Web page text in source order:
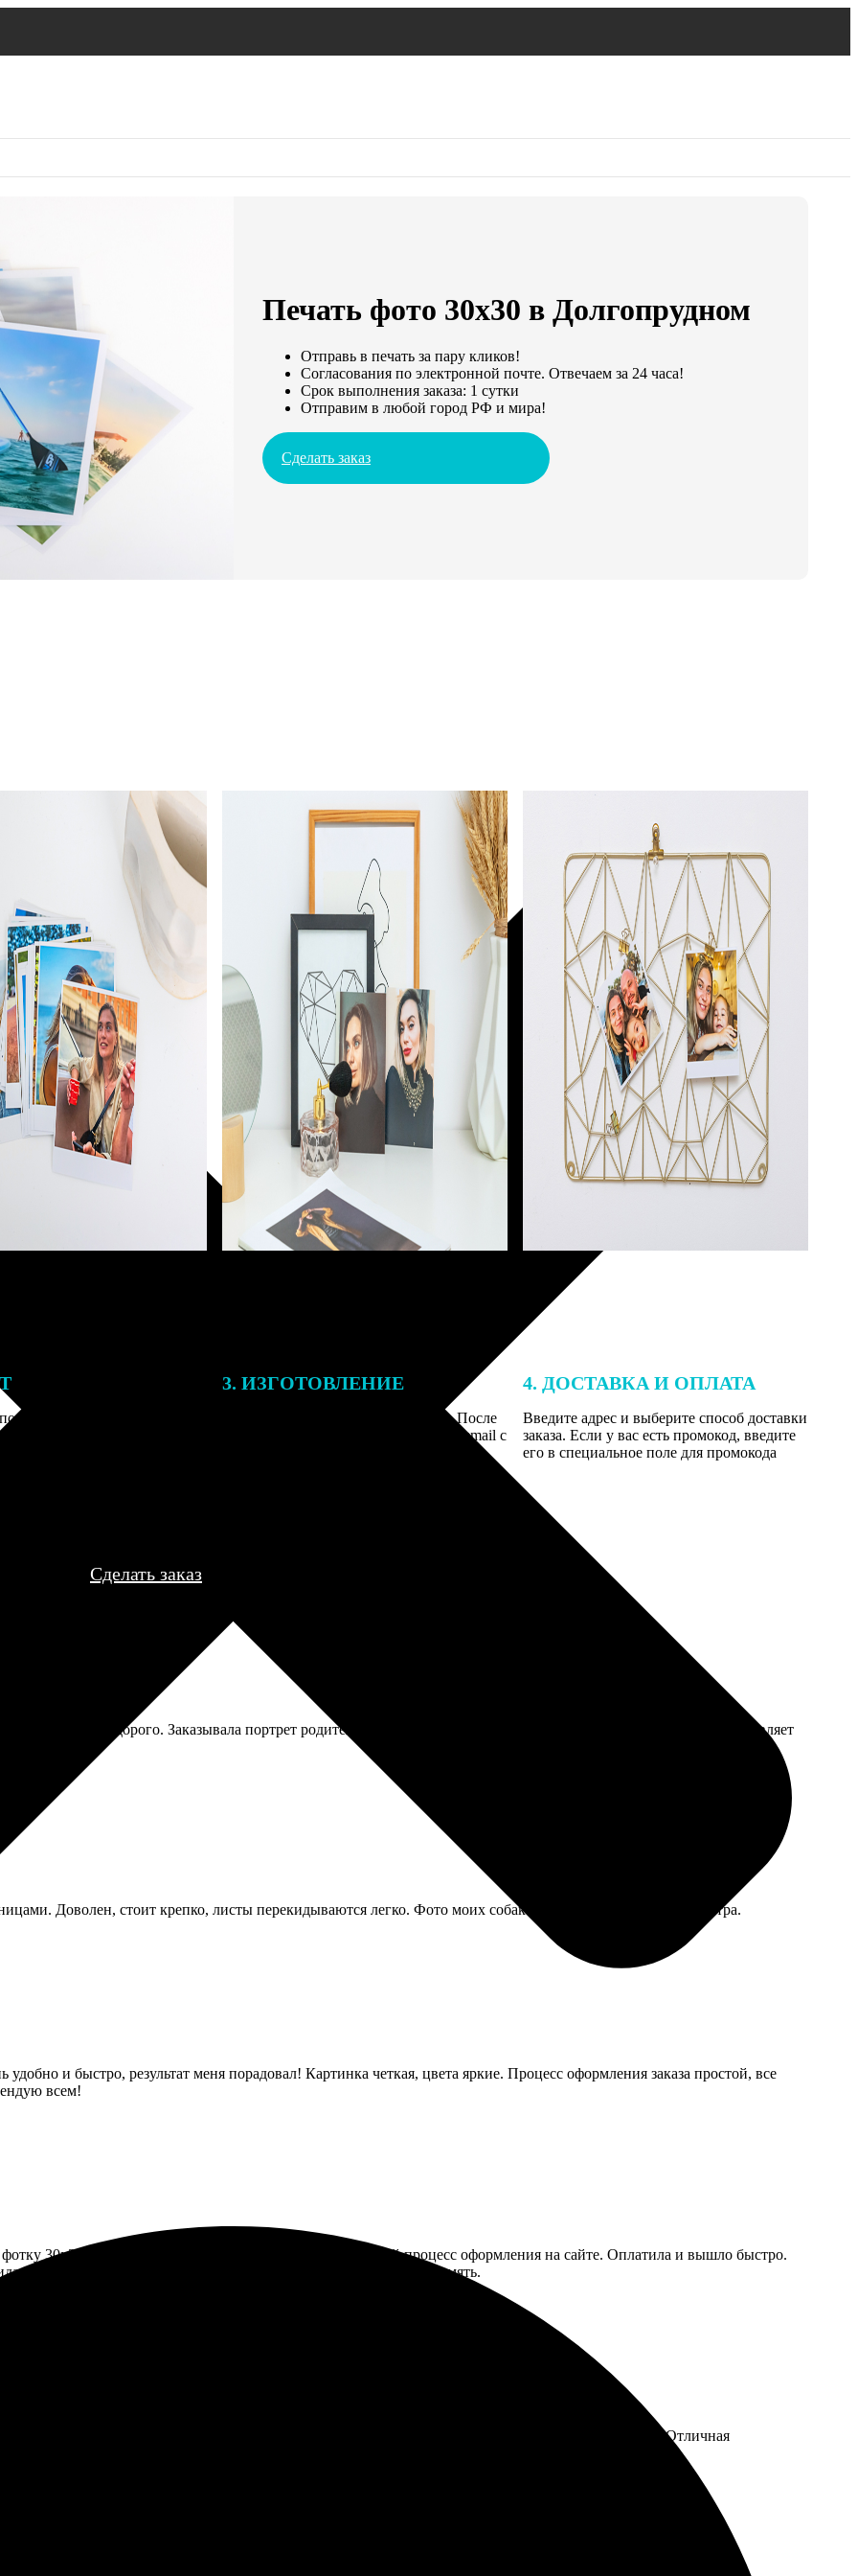
Печать фото 30х30 в Долгопрудном
Отправь в печать за пару кликов!
Согласования по электронной почте. Отвечаем за 24 часа!
Срок выполнения заказа: 1 сутки
Отправим в любой город РФ и мира!
Сделать заказ
заказа к печати
могут связаться с Вами
телефону или email для
деталей.
3. ИЗГОТОВЛЕНИЕ
Оплатите заказ банковской картой. После
оплаты получите подтверждение на email с
описанием заказа. Когда отправим заказ
4. ДОСТАВКА И ОПЛАТА
Введите адрес и выберите способ доставки
заказа. Если у вас есть промокод, введите
его в специальное поле для промокода
Сделать заказ
солидно и недорого. Заказывала портрет родителей на юбилей, сейчас стоит на комоде, мама постоянно поправляет
Доволен, стоит крепко, листы перекидываются легко. Фото моих собак на каждый месяц радуют с утра.
удобно и быстро, результат меня порадовал! Картинка четкая, цвета яркие. Процесс оформления заказа простой, все
всем!
фотку 30х30, она вышла яркой и четкой. Понравился легкий процесс оформления на сайте. Оплатила и вышло быстро.
Рекомендую всем, кто хочет яркие и классные снимки на память.
фото 30х30. Удобный сайт и простая форма заказа. Через несколько дней фотография была готова. Отличная
Результат превзошел ожидания. Обязательно вернусь за новыми фотосувенирами.